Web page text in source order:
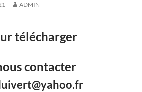
ADMIN
télécharger
contacter